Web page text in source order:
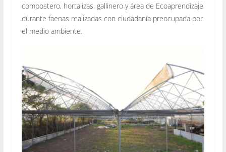
compostero, hortalizas, gallinero y área de Ecoaprendizaje
durante faenas realizadas con ciudadanía preocupada por
el medio ambiente.